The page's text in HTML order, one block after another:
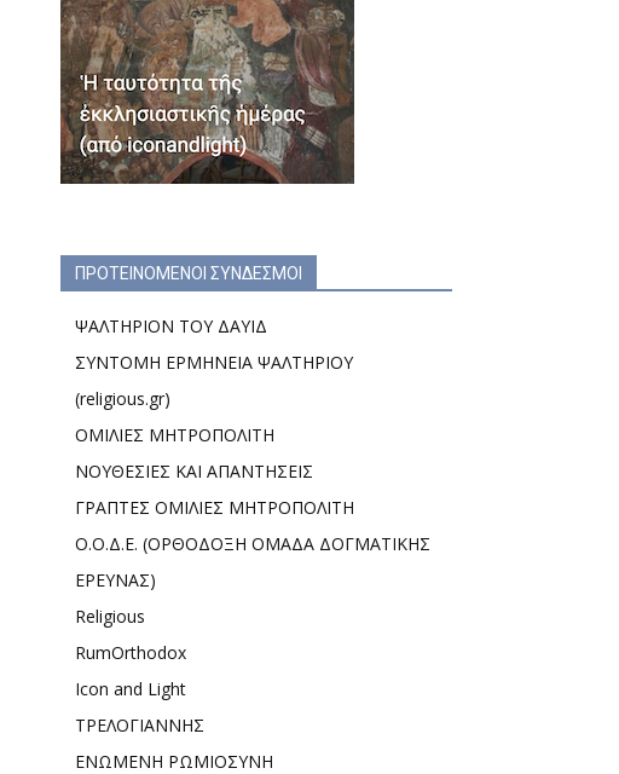
ΠΡΟΤΕΙΝΟΜΕΝΟΙ ΣΥΝΔΕΣΜΟΙ
ΨΑΛΤΗΡΙΟΝ ΤΟΥ ΔΑΥΙΔ
ΣΥΝΤΟΜΗ ΕΡΜΗΝΕΙΑ ΨΑΛΤΗΡΙΟΥ
(religious.gr)
ΟΜΙΛΙΕΣ ΜΗΤΡΟΠΟΛΙΤΗ
ΝΟΥΘΕΣΙΕΣ ΚΑΙ ΑΠΑΝΤΗΣΕΙΣ
ΓΡΑΠΤΕΣ ΟΜΙΛΙΕΣ ΜΗΤΡΟΠΟΛΙΤΗ
Ο.Ο.Δ.Ε. (ΟΡΘΟΔΟΞΗ ΟΜΑΔΑ ΔΟΓΜΑΤΙΚΗΣ
ΕΡΕΥΝΑΣ)
Religious
RumOrthodox
Icon and Light
ΤΡΕΛΟΓΙΑΝΝΗΣ
ΕΝΩΜΕΝΗ ΡΩΜΙΟΣΥΝΗ